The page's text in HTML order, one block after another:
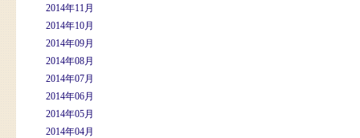
2014年11月
2014年10月
2014年09月
2014年08月
2014年07月
2014年06月
2014年05月
2014年04月